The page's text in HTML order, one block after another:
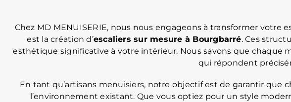
Chez MD MENUISERIE, nous nous engageons à transformer votre
est la création d’escaliers sur mesure à Bourgbarré. Ces
esthétique significative à votre intérieur. Nous savons que chaque
qui répondent
En tant qu’artisans menuisiers, notre objectif est de garantir que
l’environnement existant. Que vous optiez pour un style